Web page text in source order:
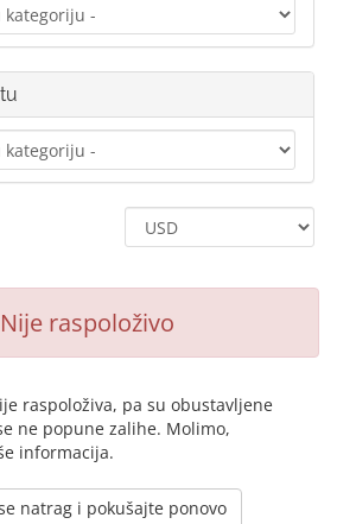
Nije raspoloživo
raspoloživa, pa su obustavljene
ne popune zalihe. Molimo,
informacija.
natrag i pokušajte ponovo